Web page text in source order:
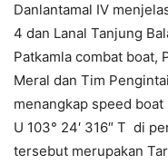
Danlantamal IV
4 dan Lanal Tanjung
Patkamla combat boat,
Meral dan Tim
menangkap speed boat
U 103° 24′ 316″ T di
tersebut merupakan